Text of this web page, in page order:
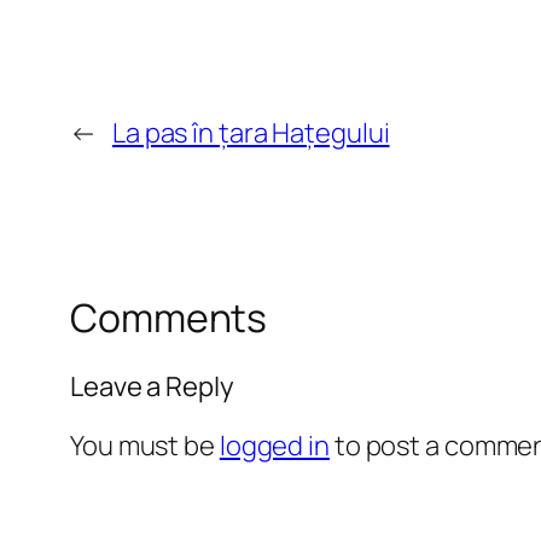
← La pas în țara Hațegului
Comments
Leave a Reply
You must be logged into post a